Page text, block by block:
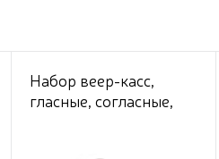
Набор веер-касс,
гласные, согласные,